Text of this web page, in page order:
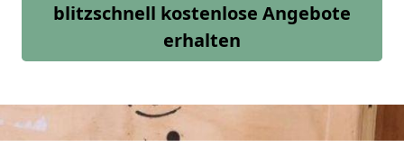
blitzschnell kostenlose Angebote
erhalten